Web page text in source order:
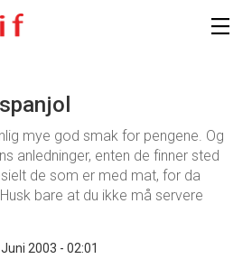
mye god smak for pengene. Og
anledninger, enten de finner sted
de som er med mat, for da
bare at du ikke må servere
2003 - 02:01